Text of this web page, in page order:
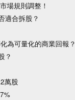
場規則調整！
適合拆股？
為可量化的商業回報？
？
萬股